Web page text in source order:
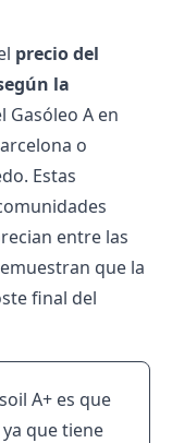
precio del
la
Gasóleo A en
o
Estas
entre las
que la
final del
A+ es que
que tiene